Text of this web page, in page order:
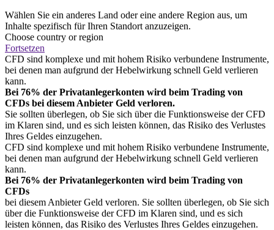
Wählen Sie ein anderes Land oder eine andere Region aus, um
Inhalte spezifisch für Ihren Standort anzuzeigen.
Choose country or region
Fortsetzen
CFD sind komplexe und mit hohem Risiko verbundene Instrumente,
bei denen man aufgrund der Hebelwirkung schnell Geld verlieren
kann.
Bei 76% der Privatanlegerkonten wird beim Trading von
CFDs bei diesem Anbieter Geld verloren.
Sie sollten überlegen, ob Sie sich über die Funktionsweise der CFD
im Klaren sind, und es sich leisten können, das Risiko des Verlustes
Ihres Geldes einzugehen.
CFD sind komplexe und mit hohem Risiko verbundene Instrumente,
bei denen man aufgrund der Hebelwirkung schnell Geld verlieren
kann.
Bei 76% der Privatanlegerkonten wird beim Trading von
CFDs
bei diesem Anbieter Geld verloren. Sie sollten überlegen, ob Sie sich
über die Funktionsweise der CFD im Klaren sind, und es sich
leisten können, das Risiko des Verlustes Ihres Geldes einzugehen.